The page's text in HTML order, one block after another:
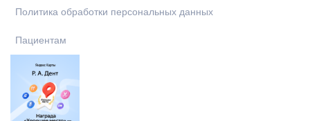
Политика обработки персональных данных
Пациентам